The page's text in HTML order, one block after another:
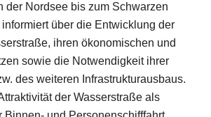
der Nordsee bis zum Schwarzen
über die Entwicklung der
ihren ökonomischen und
sowie die Notwendigkeit ihrer
des weiteren Infrastrukturausbaus.
der Wasserstraße als